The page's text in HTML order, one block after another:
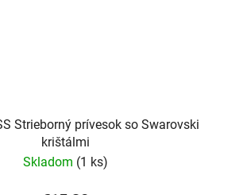
Strieborný prívesok so Swarovski
krištálmi
Skladom (1 ks)